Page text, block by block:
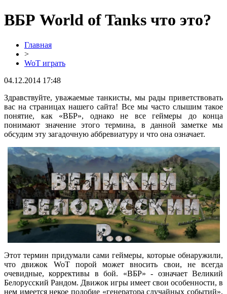
ВБР World of Tanks что это?
Главная
>
WoT играть
04.12.2014 17:48
Здравствуйте, уважаемые танкисты, мы рады приветствовать
вас на страницах нашего сайта! Все мы часто слышим такое
понятие, как «ВБР», однако не все геймеры до конца
понимают значение этого термина, в данной заметке мы
обсудим эту загадочную аббревиатуру и что она означает.
Этот термин придумали сами геймеры, которые обнаружили,
что движок WoT порой может вносить свои, не всегда
очевидные, коррективы в бой. «ВБР» - означает Великий
Белорусский Рандом. Движок игры имеет свои особенности, в
нем имеется некое подобие «генератора случайных событий»,